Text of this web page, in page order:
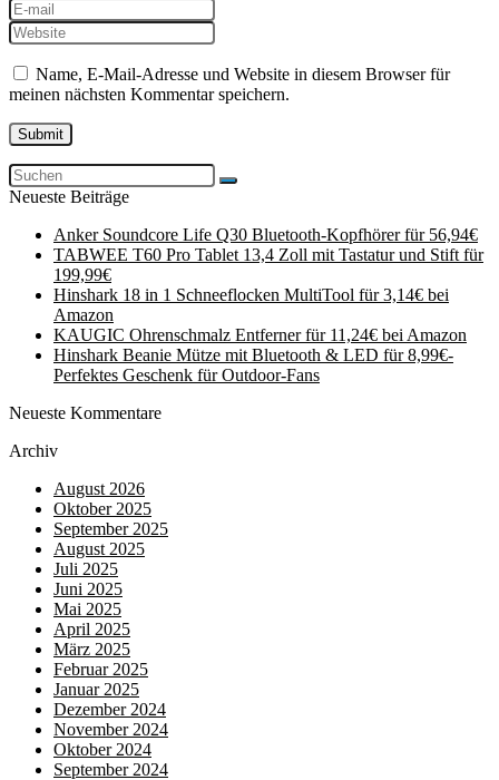
Name, E-Mail-Adresse und Website in diesem Browser für
meinen nächsten Kommentar speichern.
Neueste Beiträge
Anker Soundcore Life Q30 Bluetooth-Kopfhörer für 56,94€
TABWEE T60 Pro Tablet 13,4 Zoll mit Tastatur und Stift für
199,99€
Hinshark 18 in 1 Schneeflocken MultiTool für 3,14€ bei
Amazon
KAUGIC Ohrenschmalz Entferner für 11,24€ bei Amazon
Hinshark Beanie Mütze mit Bluetooth & LED für 8,99€-
Perfektes Geschenk für Outdoor-Fans
Neueste Kommentare
Archiv
August 2026
Oktober 2025
September 2025
August 2025
Juli 2025
Juni 2025
Mai 2025
April 2025
März 2025
Februar 2025
Januar 2025
Dezember 2024
November 2024
Oktober 2024
September 2024